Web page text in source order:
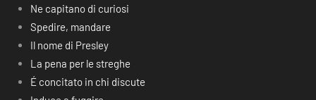
Ne capitano di curiosi
Spedire, mandare
Il nome di Presley
La pena per le streghe
É concitato in chi discute